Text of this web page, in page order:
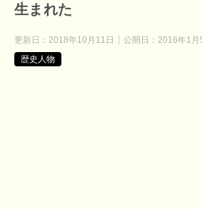
生まれた
更新日： 2018年10月11日 公開日： 2016年1月
歴史人物